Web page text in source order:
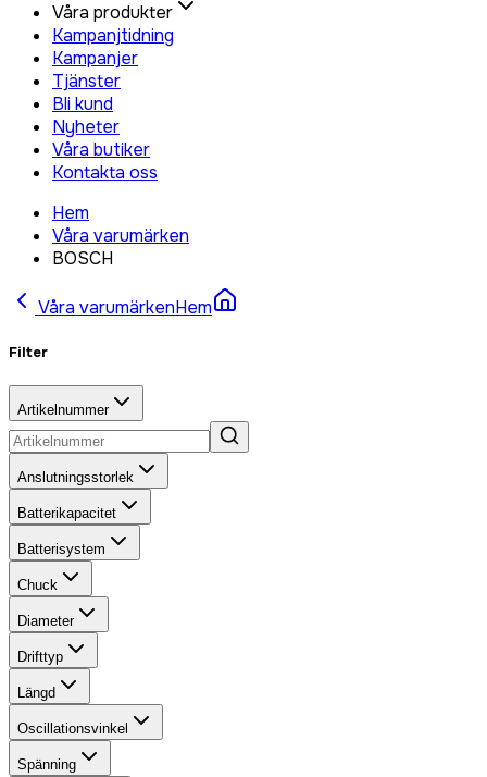
Våra produkter
Kampanjtidning
Kampanjer
Tjänster
Bli kund
Nyheter
Våra butiker
Kontakta oss
Hem
Våra varumärken
BOSCH
Våra varumärkenHem
Filter
Artikelnummer
Anslutningsstorlek
Batterikapacitet
Batterisystem
Chuck
Diameter
Drifttyp
Längd
Oscillationsvinkel
Spänning